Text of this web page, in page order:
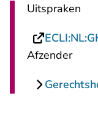
Uitspraken
Afzender